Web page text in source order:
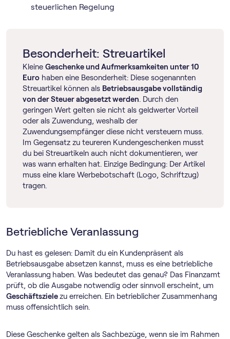
steuerlichen Regelung
Besonderheit: Streuartikel
Kleine Geschenke und Aufmerksamkeiten unter 10
Euro haben eine Besonderheit: Diese sogenannten
Streuartikel können als Betriebsausgabe vollständig
von der Steuer abgesetzt werden. Durch den
geringen Wert gelten sie nicht als geldwerter Vorteil
oder als Zuwendung, weshalb der
Zuwendungsempfänger diese nicht versteuern muss.
Im Gegensatz zu teureren Kundengeschenken musst
du bei Streuartikeln auch nicht dokumentieren, wer
was wann erhalten hat. Einzige Bedingung: Der Artikel
muss eine klare Werbebotschaft (Logo, Schriftzug)
tragen.
Betriebliche Veranlassung
Du hast es gelesen: Damit du ein Kundenpräsent als
Betriebsausgabe absetzen kannst, muss es eine betriebliche
Veranlassung haben. Was bedeutet das genau? Das Finanzamt
prüft, ob die Ausgabe notwendig oder sinnvoll erscheint, um
Geschäftszielezu erreichen. Ein betrieblicher Zusammenhang
muss offensichtlich sein.
Diese Geschenke gelten als Sachbezüge, wenn sie im Rahmen